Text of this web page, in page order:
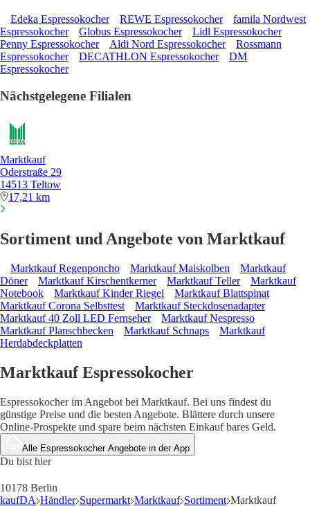
Edeka Espressokocher REWE Espressokocher
famila Nordwest
Espressokocher
Globus Espressokocher
Lidl Espressokocher
Penny Espressokocher
Aldi Nord Espressokocher
Rossmann
Espressokocher
DECATHLON Espressokocher
DM
Espressokocher
Nächstgelegene Filialen
Marktkauf
Oderstraße 29
14513 Teltow
17,21 km
Sortiment und Angebote von Marktkauf
Marktkauf Regenponcho Marktkauf Maiskolben
Marktkauf
Döner
Marktkauf Kirschentkerner Marktkauf Teller
Marktkauf
Notebook
Marktkauf Kinder Riegel
Marktkauf Blattspinat
Marktkauf Corona Selbsttest
Marktkauf Steckdosenadapter
Marktkauf 40 Zoll LED Fernseher
Marktkauf Nespresso
Marktkauf Planschbecken
Marktkauf Schnaps
Marktkauf
Herdabdeckplatten
Marktkauf Espressokocher
Espressokocher im Angebot bei Marktkauf. Bei uns findest du
günstige Preise und die besten Angebote. Blättere durch unsere
Online-Prospekte und spare beim nächsten Einkauf bares Geld.
Alle Espressokocher Angebote in der App
Du bist hier
10178 Berlin
kaufDA Händler Supermarkt Marktkauf Sortiment Marktkauf